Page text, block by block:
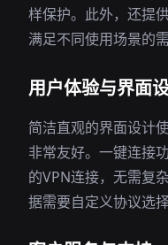
样保护。此外，还提
满足不同使用场景的需
用户体验与界面
简洁直观的界面设计
非常友好。一键连接
的VPN连接，无需复
据需要自定义协议选